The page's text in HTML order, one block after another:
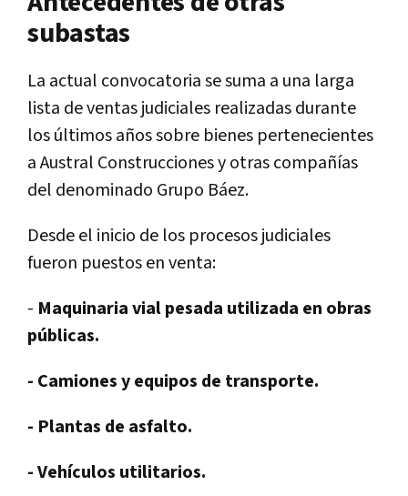
subastas
La actual convocatoria se suma a una larga
lista de ventas judiciales realizadas durante
los últimos años sobre bienes pertenecientes
a Austral Construcciones y otras compañías
del denominado Grupo Báez.
Desde el inicio de los procesos judiciales
fueron puestos en venta:
- Maquinaria vial pesada utilizada en obras
públicas.
- Camiones y equipos de transporte.
- Plantas de asfalto.
- Vehículos utilitarios.